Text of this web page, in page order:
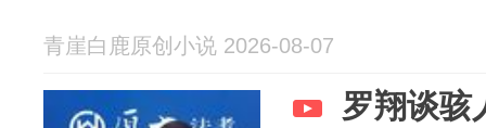
青崖白鹿原创小说 2026-08-07
罗翔谈骇